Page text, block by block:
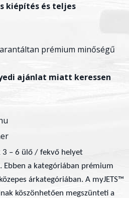
kiépítés és teljes
prémium minőségű
ajánlat miatt keressen
3 – 6 ülő / fekvő helyet
Ebben a kategóriában prémium
árkategóriában. A myJETS™
köszönhetően megszünteti a